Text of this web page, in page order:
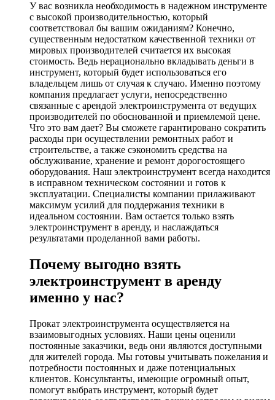
У вас возникла необходимость в надежном инструменте
с высокой производительностью, который
соответствовал бы вашим ожиданиям? Конечно,
существенным недостатком качественной техники от
мировых производителей считается их высокая
стоимость. Ведь нерационально вкладывать деньги в
инструмент, который будет использоваться его
владельцем лишь от случая к случаю. Именно поэтому
компания предлагает услуги, непосредственно
связанные с арендой электроинструмента от ведущих
производителей по обоснованной и приемлемой цене.
Что это вам дает? Вы сможете гарантировано сократить
расходы при осуществлении ремонтных работ и
строительстве, а также сэкономить средства на
обслуживание, хранение и ремонт дорогостоящего
оборудования. Наш электроинструмент всегда находится
в исправном техническом состоянии и готов к
эксплуатации. Специалисты компании прилаживают
максимум усилий для поддержания техники в
идеальном состоянии. Вам остается только взять
электроинструмент в аренду, и наслаждаться
результатами проделанной вами работы.
Почему выгодно взять
электроинструмент в аренду
именно у нас?
Прокат электроинструмента осуществляется на
взаимовыгодных условиях. Наши цены оценили
постоянные заказчики, ведь они являются доступными
для жителей города. Мы готовы учитывать пожелания и
потребности постоянных и даже потенциальных
клиентов. Консультанты, имеющие огромный опыт,
помогут выбрать инструмент, который будет